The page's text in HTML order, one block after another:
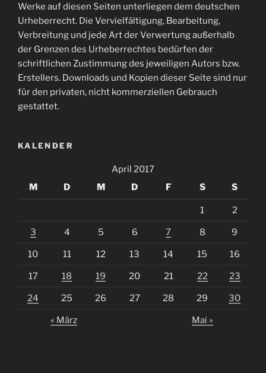
Werke auf diesen Seiten unterliegen dem deutschen
Urheberrecht. Die Vervielfältigung, Bearbeitung,
Verbreitung und jede Art der Verwertung außerhalb
der Grenzen des Urheberrechtes bedürfen der
schriftlichen Zustimmung des jeweiligen Autors bzw.
Erstellers. Downloads und Kopien dieser Seite sind nur
für den privaten, nicht kommerziellen Gebrauch
gestattet.
KALENDER
April 2017
M
D M D F S S
1 2
3 4 5 6 7 8 9
10 11 12 13 14 15 16
17 18 19 20 21 22 23
24 25 26 27 28 29 30
« März Mai »